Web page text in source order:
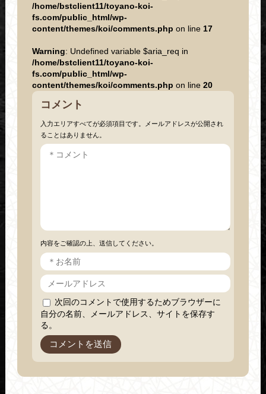
/home/bstclient11/toyano-koi-
fs.com/public_html/wp-
content/themes/koi/comments.php on line 17
Warning: Undefined variable $aria_req in
/home/bstclient11/toyano-koi-
fs.com/public_html/wp-
content/themes/koi/comments.php on line 20
コメント
入力エリアすべてが必須項目です。メールアドレスが公開され
ることはありません。
内容をご確認の上、送信してください。
次回のコメントで使用するためブラウザーに
自分の名前、メールアドレス、サイトを保存す
る。